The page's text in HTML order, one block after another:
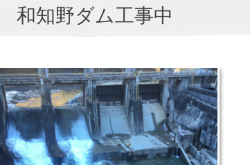
和知野ダム工事中